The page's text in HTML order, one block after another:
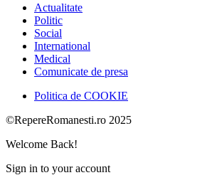
Actualitate
Politic
Social
International
Medical
Comunicate de presa
Politica de COOKIE
©RepereRomanesti.ro 2025
Welcome Back!
Sign in to your account